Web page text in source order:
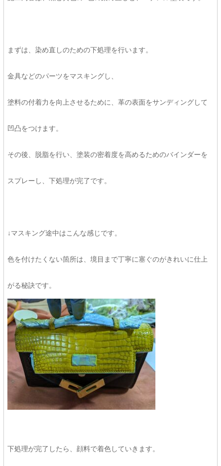
まずは、染め直しのための下処理を行います。
金具などのパーツをマスキングし、
塗料の付着力を向上させるために、革の表面をサンディングして
凹凸をつけます。
その後、脱脂を行い、塗装の密着度を高めるためのバインダーを
スプレーし、下処理が完了です。
↓マスキング途中はこんな感じです。
色を付けたくない箇所は、境目まで丁寧に塞ぐのがきれいに仕上
がる秘訣です。
下処理が完了したら、顔料で着色していきます。